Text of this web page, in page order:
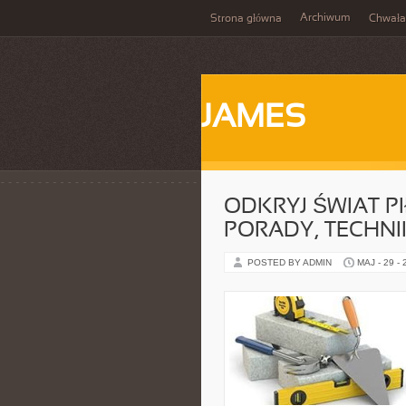
Strona główna Archiwum Chwała
JAMES
ODKRYJ ŚWIAT
PORADY,
POSTED BY ADMIN MAJ - 29 -